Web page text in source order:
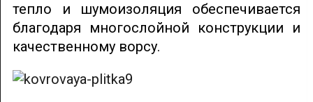
тепло и шумоизоляция обеспечивается
благодаря многослойной конструкции и
качественному ворсу.